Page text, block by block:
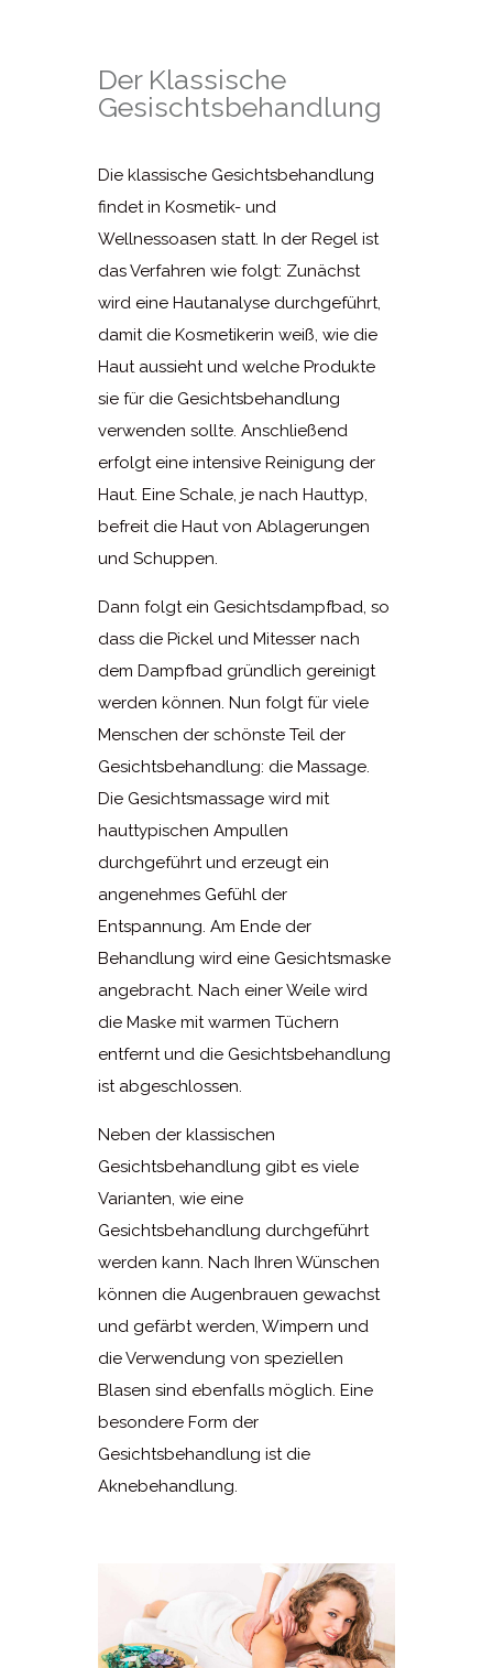
Der Klassische
Gesischtsbehandlung
Die klassische Gesichtsbehandlung
findet in Kosmetik- und
Wellnessoasen statt. In der Regel ist
das Verfahren wie folgt: Zunächst
wird eine Hautanalyse durchgeführt,
damit die Kosmetikerin weiß, wie die
Haut aussieht und welche Produkte
sie für die Gesichtsbehandlung
verwenden sollte. Anschließend
erfolgt eine intensive Reinigung der
Haut. Eine Schale, je nach Hauttyp,
befreit die Haut von Ablagerungen
und Schuppen.
Dann folgt ein Gesichtsdampfbad, so
dass die Pickel und Mitesser nach
dem Dampfbad gründlich gereinigt
werden können. Nun folgt für viele
Menschen der schönste Teil der
Gesichtsbehandlung: die Massage.
Die Gesichtsmassage wird mit
hauttypischen Ampullen
durchgeführt und erzeugt ein
angenehmes Gefühl der
Entspannung. Am Ende der
Behandlung wird eine Gesichtsmaske
angebracht. Nach einer Weile wird
die Maske mit warmen Tüchern
entfernt und die Gesichtsbehandlung
ist abgeschlossen.
Neben der klassischen
Gesichtsbehandlung gibt es viele
Varianten, wie eine
Gesichtsbehandlung durchgeführt
werden kann. Nach Ihren Wünschen
können die Augenbrauen gewachst
und gefärbt werden, Wimpern und
die Verwendung von speziellen
Blasen sind ebenfalls möglich. Eine
besondere Form der
Gesichtsbehandlung ist die
Aknebehandlung.